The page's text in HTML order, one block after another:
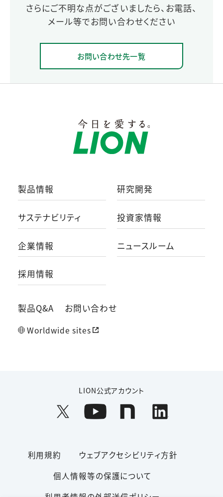
さらにご不明な点がございましたら、お電話、
メール等でお問い合わせください
お問い合わせ先一覧
製品情報 研究開発
サステナビリティ 投資家情報
企業情報 ニュースルーム
採用情報
製品Q&A お問い合わせ
Worldwide sites
LION公式アカウント
利用規約
ウェブアクセシビリティ方針
個人情報等の保護について